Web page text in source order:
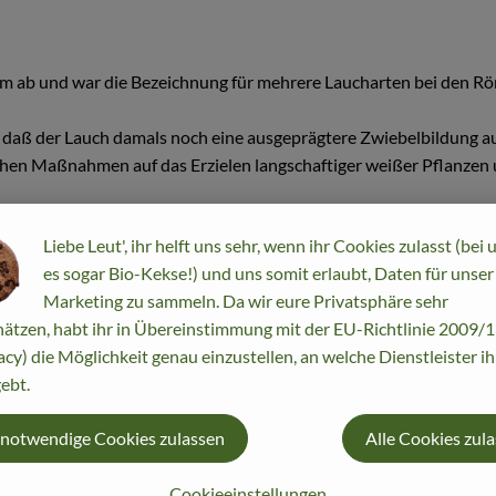
und war die Bezeichnung für mehrere Laucharten bei den
der Lauch damals noch eine ausgeprägtere Zwiebelbildung
Maßnahmen auf das Erzielen langschaftiger weißer Pflanzen
Wachsschicht bedeckt - Insektenschutz; zur Samenreife
(Perlzwiebel oder Ackerknoblauch) in Betracht, deren
aus der Zeit 1550 bis 1320 v.d.Z. in Ägypten. Im
Liebe Leut', ihr helft uns sehr, wenn ihr Cookies zulasst (bei
es sogar Bio-Kekse!) und uns somit erlaubt, Daten für unser
Marketing zu sammeln. Da wir eure Privatsphäre sehr
habt ihr in Übereinstimmung mit der EU-Richtlinie 2009/
die Möglichkeit genau einzustellen, an welche Dienstleister
Cookies zulassen Alle Cookies